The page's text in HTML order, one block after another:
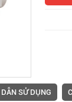
SỬ DỤNG